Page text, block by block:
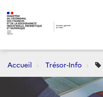
Accueil Trésor-Info